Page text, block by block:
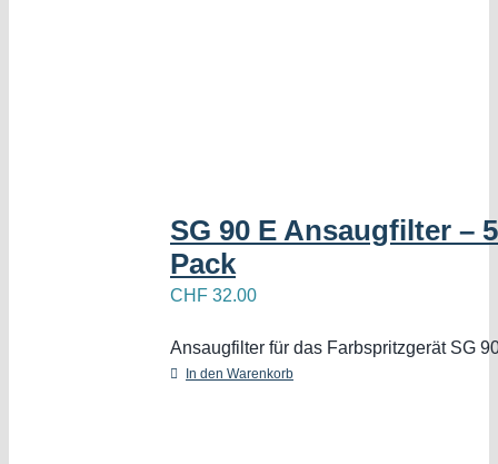
SG 90 E Ansaugfilter –
Pack
CHF 32.00
Ansaugfilter für das Farbspritzgerät SG
In den Warenkorb